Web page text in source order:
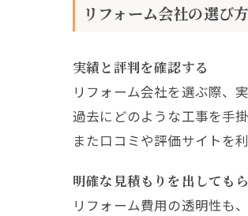
リフォーム会社の選び方
実績と評判を確認する
リフォーム会社を選ぶ際、
過去にどのような工事を手
また口コミや評価サイトを
明確な見積もりを出しても
リフォーム費用の透明性も